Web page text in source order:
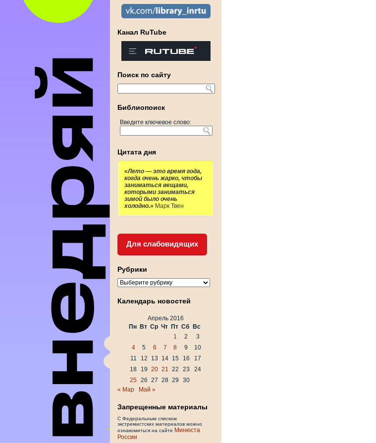
Канал RuTube
Поиск по сайту
Библиопоиск
Введите ключевое слово:
Цитата дня
«Лето — это время года,
когда очень жарко, чтобы
заниматься вещами,
которыми заниматься
зимой было очень
холодно.» Марк Твен
Для слабовидящих
Рубрики
Рубрики
Календарь новостей
Апрель 2016
Пн Вт Ср Чт Пт Сб
Вс
1
2
3
4
5 6 7 8 9
10
11
12 13 14 15 16
17
18
19 20 21 22 23
24
25
26 27 28 29
30
« Мар
Май »
Запрещенные материалы
С Федеральным списком
экстремистских материалов можно
ознакомиться на сайте Минюста
России